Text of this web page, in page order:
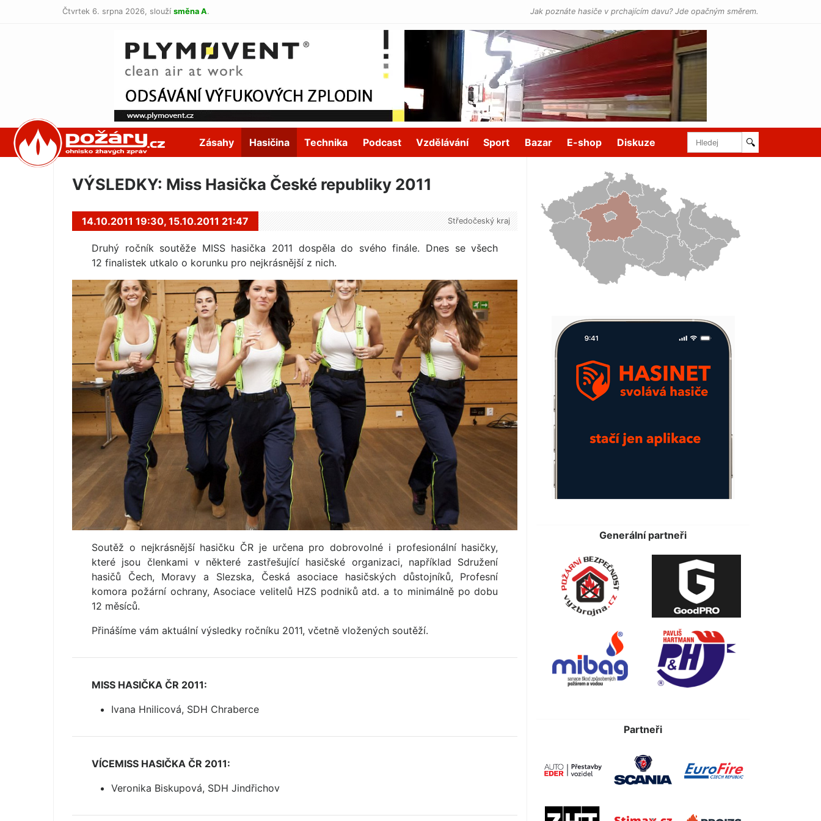
Čtvrtek 6. srpna 2026, slouží směna A. Jak poznáte hasiče v prchajícím davu? Jde opačným směrem.
POŽÁRY.cz Zásahy Hasičina Technika Podcast Vzdělávání Sport Bazar E-shop Diskuze 🔍
VÝSLEDKY: Miss Hasička České republiky 2011
14.10.2011 19:30, 15.10.2011 21:47 Středočeský kraj
Druhý ročník soutěže MISS hasička 2011 dospěla do svého finále. Dnes se všech
12 finalistek utkalo o korunku pro nejkrásnější z nich.
Soutěž o nejkrásnější hasičku ČR je určena pro dobrovolné i profesionální hasičky,
které jsou členkami v některé zastřešující hasičské organizaci, například Sdružení
hasičů Čech, Moravy a Slezska, Česká asociace hasičských důstojníků, Profesní
komora požární ochrany, Asociace velitelů HZS podniků atd. a to minimálně po dobu
12 měsíců.
Přinášíme vám aktuální výsledky ročníku 2011, včetně vložených soutěží.
MISS HASIČKA ČR 2011:
Ivana Hnilicová, SDH Chraberce
VÍCEMISS HASIČKA ČR 2011:
Veronika Biskupová, SDH Jindřichov
Generální partneři
Partneři